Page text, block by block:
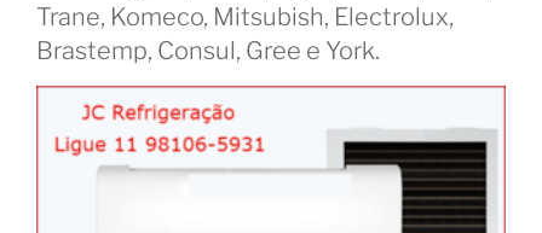
Trane, Komeco, Mitsubish, Electrolux,
Brastemp, Consul, Gree e York.